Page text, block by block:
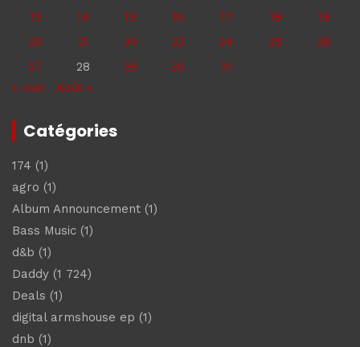
13
14 15 16 17 18
19
20
21 22 23 24 25
26
27
28 29 30
31
« Juin
Août »
Catégories
174 (1)
agro (1)
Album Announcement (1)
Bass Music (1)
d&b (1)
Daddy (1 724)
Deals (1)
digital armshouse ep (1)
dnb (1)